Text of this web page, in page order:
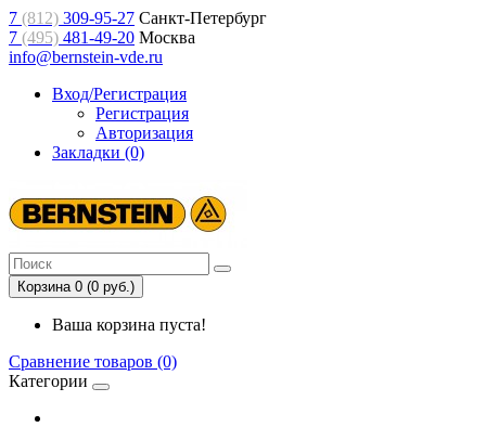
7 (812) 309-95-27 Санкт-Петербург
7 (495) 481-49-20 Москва
info@bernstein-vde.ru
Вход/Регистрация
Регистрация
Авторизация
Закладки (0)
Корзина 0 (0 руб.)
Ваша корзина пуста!
Сравнение товаров (0)
Категории